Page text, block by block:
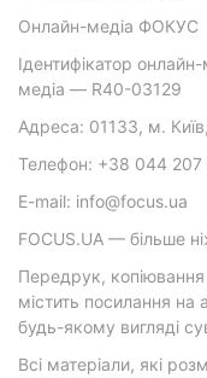
Онлайн-медіа ФОКУС
Ідентифікатор онлайн-
медіа — R40-03129
Адреса: 01133, м.
Телефон: +38 044 207
E-mail: info@focus.ua
FOCUS.UA — більше
Передрук, копіювання
містить посилання на
будь-якому вигляді
Всі матеріали, які